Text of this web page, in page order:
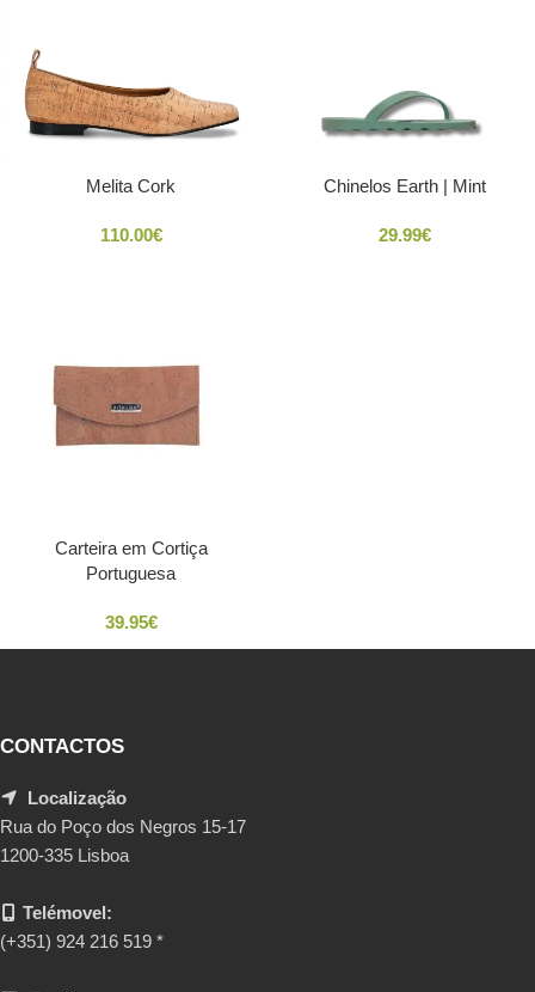
Melita Cork
110.00€
Chinelos Earth | Mint
29.99€
Carteira em Cortiça
Portuguesa
39.95€
CONTACTOS
Localização
Rua do Poço dos Negros 15-17
1200-335 Lisboa
Telémovel:
(+351) 924 216 519 *